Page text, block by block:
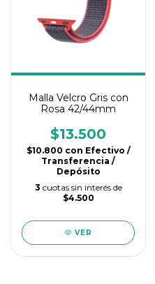
Malla Velcro Gris con
Rosa 42/44mm
$13.500
$10.800 con Efectivo /
Transferencia /
Depósito
3 cuotas sin interés de
$4.500
VER